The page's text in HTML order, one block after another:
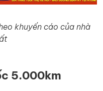
khuyến cáo của nhà
5.000km